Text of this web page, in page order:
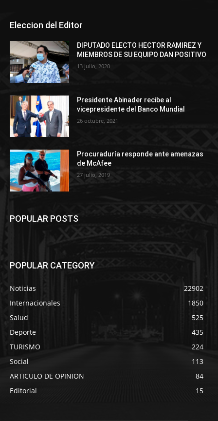
Eleccion del Editor
DIPUTADO ELECTO HECTOR RAMIREZ Y
MIEMBROS DE SU EQUIPO DAN POSITIVO
13 julio, 2020
Presidente Abinader recibe al
vicepresidente del Banco Mundial
26 octubre, 2021
Procuraduría responde ante amenazas
de McAfee
27 julio, 2019
POPULAR POSTS
POPULAR CATEGORY
Noticias
22902
Internacionales
1850
Salud
525
Deporte
435
TURISMO
224
Social
113
ARTICULO DE OPINION
84
Editorial
15